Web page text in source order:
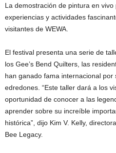
La demostración de pintura en
experiencias y actividades
visitantes de WEWA.
El festival presenta una serie de
los Gee’s Bend Quilters, las
han ganado fama internacional por
edredones. “Este taller dará a los
oportunidad de conocer a las
aprender sobre su increíble
histórica”, dijo Kim V. Kelly,
Bee Legacy.